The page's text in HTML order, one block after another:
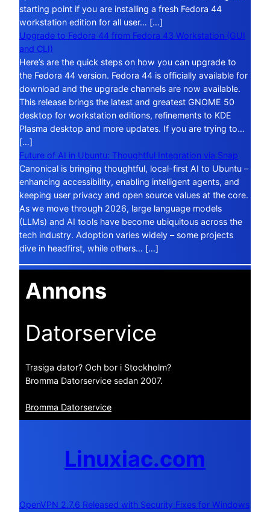
starting point if you are installing a fresh Fedora 44
workstation edition for all user… […]
Upgrade to Fedora 44 from Fedora 43 Workstation (GUI
and CLI)
Here’s are the quick steps on how you can upgrade to
the Fedora 44 version. Fedora 44 is officially available for
download and the upgrade channels are now available.
This release brings the latest and greatest GNOME 50
desktop for workstation editions, refinements to KDE
Plasma desktop and more updates. If you are trying to…
[…]
Future of AI in Ubuntu: Thoughtful Integration via Snap
Canonical is bringing thoughtful, local-first AI to Ubuntu –
enhancing accessibility, enabling intelligent agents, and
keeping user privacy and open source values at the core.
As we move through 2026, large language models
(LLMs) and AI tools have become ubiquitous across the
tech industry. Adoption varies widely – some projects
dive in headfirst, while others… […]
Annons
Datorservice
Trasiga dator? Och bor i Stockholm?
Bromma Datorservice sedan 2007.
Bromma Datorservice
Linuxiac.com
OpenVPN 2.7.6 Released with Security Fixes for Windows